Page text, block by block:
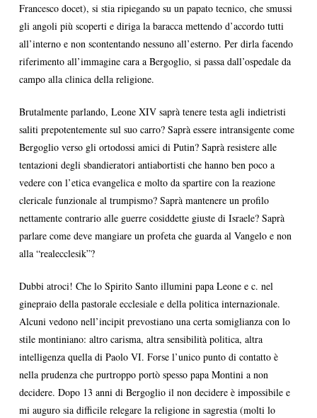
Francesco docet), si stia ripiegando su un papato tecnico, che smussi
gli angoli più scoperti e diriga la baracca mettendo d’accordo tutti
all’interno e non scontentando nessuno all’esterno. Per dirla facendo
riferimento all’immagine cara a Bergoglio, si passa dall’ospedale da
campo alla clinica della religione.
Brutalmente parlando, Leone XIV saprà tenere testa agli indietristi
saliti prepotentemente sul suo carro? Saprà essere intransigente come
Bergoglio verso gli ortodossi amici di Putin? Saprà resistere alle
tentazioni degli sbandieratori antiabortisti che hanno ben poco a
vedere con l’etica evangelica e molto da spartire con la reazione
clericale funzionale al trumpismo? Saprà mantenere un profilo
nettamente contrario alle guerre cosiddette giuste di Israele? Saprà
parlare come deve mangiare un profeta che guarda al Vangelo e non
alla “realecclesik”?
Dubbi atroci! Che lo Spirito Santo illumini papa Leone e c. nel
ginepraio della pastorale ecclesiale e della politica internazionale.
Alcuni vedono nell’incipit prevostiano una certa somiglianza con lo
stile montiniano: altro carisma, altra sensibilità politica, altra
intelligenza quella di Paolo VI. Forse l’unico punto di contatto è
nella prudenza che purtroppo portò spesso papa Montini a non
decidere. Dopo 13 anni di Bergoglio il non decidere è impossibile e
mi auguro sia difficile relegare la religione in sagrestia (molti lo